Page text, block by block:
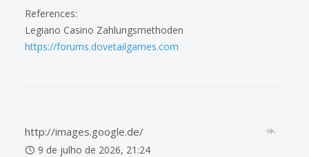
References:
Legiano Casino Zahlungsmethoden
https://forums.dovetailgames.com
http://images.google.de/
9 de julho de 2026, 21:24